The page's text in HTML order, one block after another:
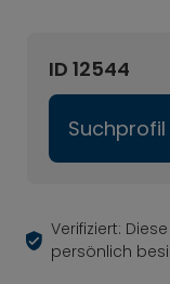
ID 12544
Verifiziert:
persönlich